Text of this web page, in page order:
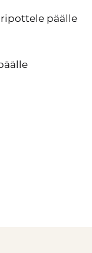
ripottele päälle